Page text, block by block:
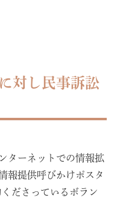
対し民事訴訟
ターネットでの情報拡
報提供呼びかけポスタ
ださっているボラン